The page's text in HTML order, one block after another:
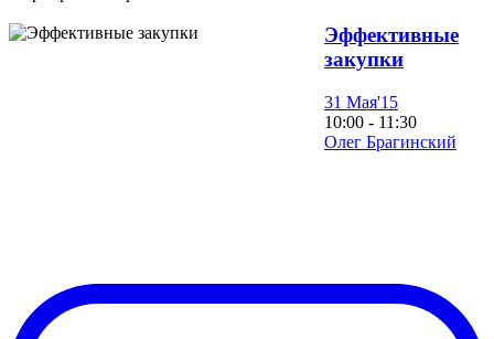
Эффективные
закупки
31 Мая'15
10:00 - 11:30
Олег Брагинский